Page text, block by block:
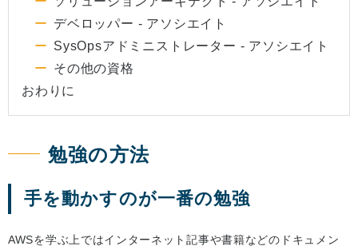
デベロッパー - アソシエイト
SysOpsアドミニストレーター - アソシエイト
その他の資格
おわりに
勉強の方法
手を動かすのが一番の勉強
AWSを学ぶ上ではインターネット記事や書籍などのドキュメン